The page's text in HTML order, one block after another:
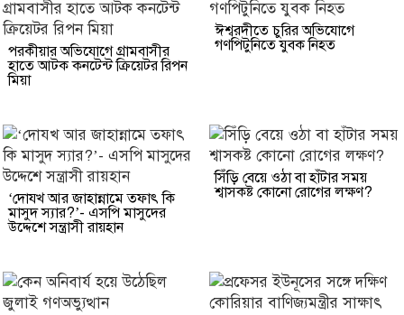
পরকীয়ার অভিযোগে গ্রামবাসীর
হাতে আটক কনটেন্ট ক্রিয়েটর রিপন
মিয়া
ঈশ্বরদীতে চুরির অভিযোগে
গণপিটুনিতে যুবক নিহত
‘দোযখ আর জাহান্নামে তফাৎ কি
মাসুদ স্যার?’- এসপি মাসুদের
উদ্দেশে সন্ত্রাসী রায়হান
সিঁড়ি বেয়ে ওঠা বা হাঁটার সময়
শ্বাসকষ্ট কোনো রোগের লক্ষণ?